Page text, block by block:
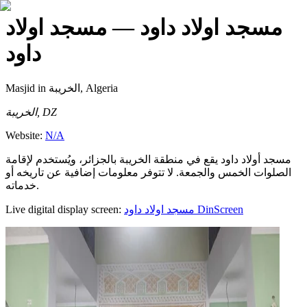
مسجد اولاد داود — مسجد اولاد
داود
Masjid in الخريبة, Algeria
الخريبة, DZ
Website: N/A
مسجد أولاد داود يقع في منطقة الخريبة بالجزائر، ويُستخدم لإقامة
الصلوات الخمس والجمعة. لا تتوفر معلومات إضافية عن تاريخه أو
خدماته.
Live digital display screen: مسجد اولاد داود DinScreen